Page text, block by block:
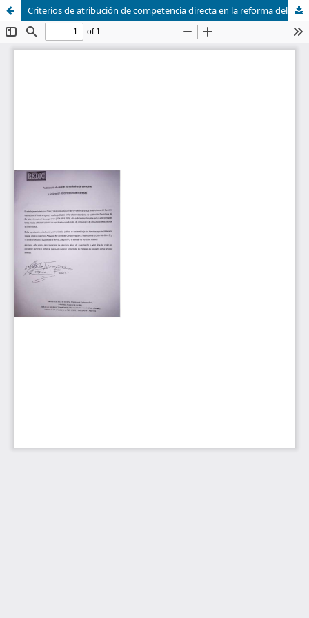
Criterios de atribución de competencia directa en la reforma del derecho internacional privado uruguayo